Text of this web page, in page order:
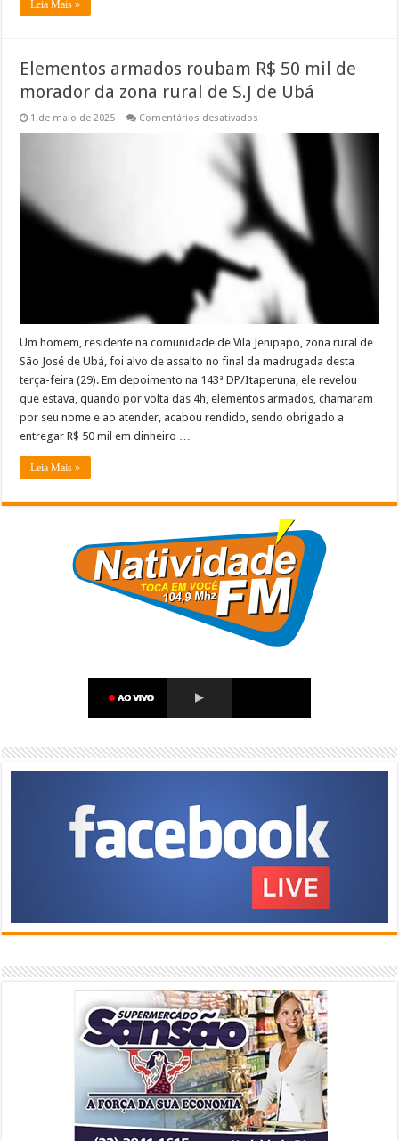
Leia Mais »
Elementos armados roubam R$ 50 mil de
morador da zona rural de S.J de Ubá
1 de maio de 2025 Comentários desativados
armados
roubam
R$
50
mil
de
morador
zona
rural
S.J
de
Um homem, residente na comunidade de Vila Jenipapo, zona rural de
São José de Ubá, foi alvo de assalto no final da madrugada desta
terça-feira (29). Em depoimento na 143ª DP/Itaperuna, ele revelou
que estava, quando por volta das 4h, elementos armados, chamaram
por seu nome e ao atender, acabou rendido, sendo obrigado a
entregar R$ 50 mil em dinheiro …
Leia Mais »